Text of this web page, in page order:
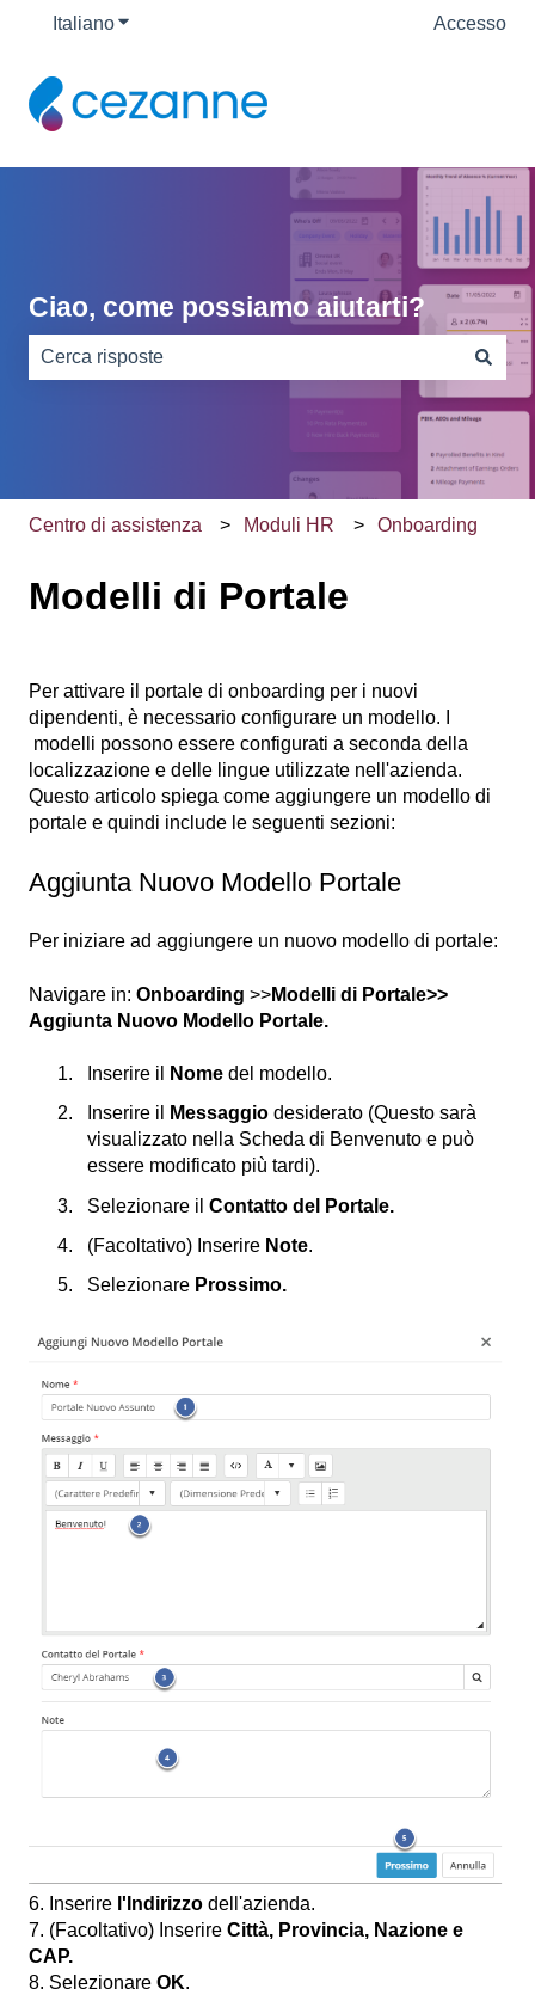
ItalianoMostra sottomenu per le traduzioni Accesso
Ciao, come possiamo aiutarti?
Non sono presenti suggerimenti perché il campo di
Centro di assistenza Moduli HR Onboarding
Modelli di Portale
Per attivare il portale di onboarding per i nuovi
dipendenti, è necessario configurare un modello. I
modelli possono essere configurati a seconda della
localizzazione e delle lingue utilizzate nell'azienda.
Questo articolo spiega come aggiungere un modello di
portale e quindi include le seguenti sezioni:
Aggiunta Nuovo Modello Portale
Per iniziare ad aggiungere un nuovo modello di portale:
Navigare in: Onboarding >>Modelli di Portale>>
Aggiunta Nuovo Modello Portale.
Inserire il Nome del modello.
Inserire il
Messaggio desiderato (Questo sarà
visualizzato nella Scheda di Benvenuto e può
essere modificato più tardi).
Selezionare il Contatto del Portale.
(Facoltativo) Inserire Note.
Selezionare Prossimo.
6. Inserire l'Indirizzo dell'azienda.
7. (Facoltativo) Inserire Città, Provincia, Nazione e
CAP.
8. Selezionare OK.